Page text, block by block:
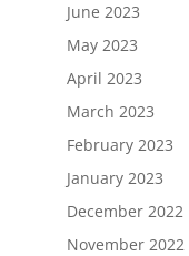
June 2023
May 2023
April 2023
March 2023
February 2023
January 2023
December 2022
November 2022